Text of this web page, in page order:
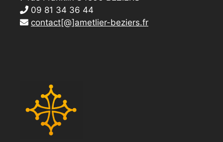
09 81 34 36 44
contact[@]ametlier-beziers.fr